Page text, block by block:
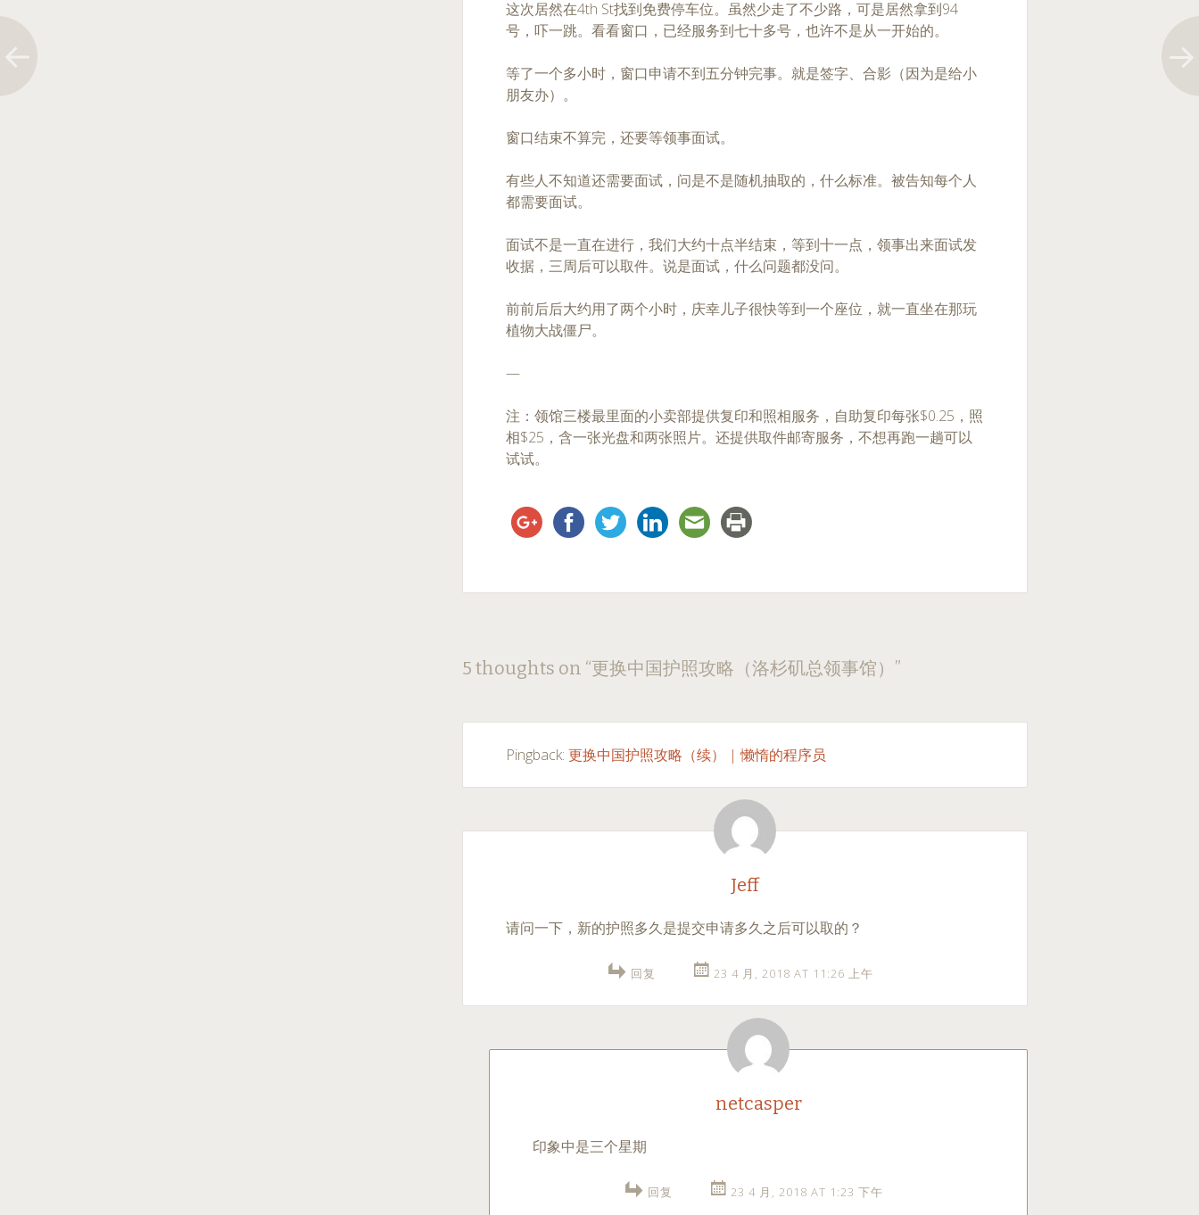
这次居然在4th St找到免费停车位。虽然少走了不少路，可是居然拿到94
号，吓一跳。看看窗口，已经服务到七十多号，也许不是从一开始的。
等了一个多小时，窗口申请不到五分钟完事。就是签字、合影（因为是给小
朋友办）。
窗口结束不算完，还要等领事面试。
有些人不知道还需要面试，问是不是随机抽取的，什么标准。被告知每个人
都需要面试。
面试不是一直在进行，我们大约十点半结束，等到十一点，领事出来面试发
收据，三周后可以取件。说是面试，什么问题都没问。
前前后后大约用了两个小时，庆幸儿子很快等到一个座位，就一直坐在那玩
植物大战僵尸。
—
注：领馆三楼最里面的小卖部提供复印和照相服务，自助复印每张$0.25，照
相$25，含一张光盘和两张照片。还提供取件邮寄服务，不想再跑一趟可以
试试。
Post
navigation
←
→
5 thoughts on “更换中国护照攻略（洛杉矶总领事馆） ”
Pingback:更换中国护照攻略（续） | 懒惰的程序员
Jeff
请问一下，新的护照多久是提交申请多久之后可以取的？
回复 23 4 月, 2018 AT 11:26 上午
netcasper
印象中是三个星期
回复 23 4 月, 2018 AT 1:23 下午